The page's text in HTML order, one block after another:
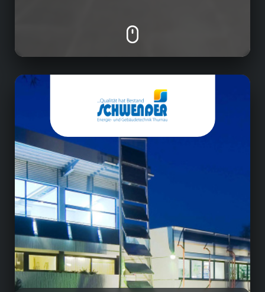
Energie- und Haustechnik
• Gebäudeautomation / Smart Home
• Solar- und Wärmepumpenanlagen / BHKW
• Sanitärinstallation
• Abwasser-, Wasser- und Gasanlagen
• Raumlufttechnische Anlagen